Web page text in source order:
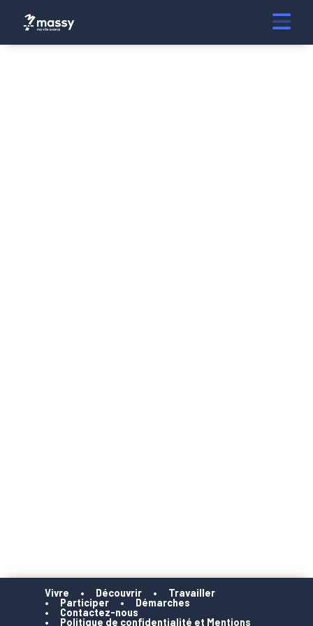
Vivre Découvrir
Travailler
Participer
Démarches
Contactez-nous
Politique de confidentialité et Mentions